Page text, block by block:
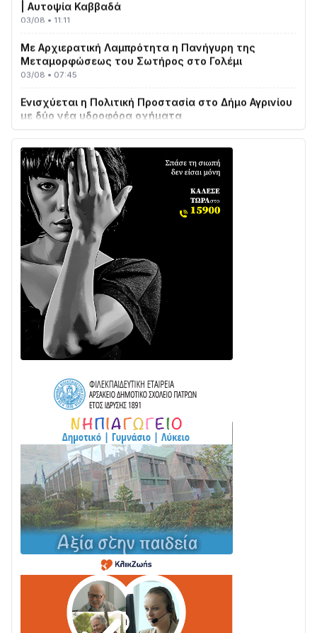
03/08 • 11:11
Μεταμορφώσεως του Σωτήρος στο Γολέμι
03/08 • 07:45
με δύο νέα υδροφόρα οχήματα
02/08 • 18:26
Διαβάστε την «Ναυπακτία» που κυκλοφορεί
31/07 • 08:16
Δωρίδα για Όλους: «Καμία εκχώρηση των νερών
στην ΕΥΔΑΠ»
28/07 • 21:46
Διαβάστε την «Ναυπακτία» που κυκλοφορεί
24/07 • 11:31
ΕΚΤΑΚΤΟ – ΝΑΥΠΑΚΤΙΑ: ΣΥΝΑΓΕΡΜΟΣ ΣΤΗΝ
ΠΥΡΟΣΒΕΣΤΙΚΗ ΓΙΑ ΦΩΤΙΑ ΣΤΟΝ ΑΓΙΟ ΗΛΙΑ ΠΡΙΝ ΤΗ
ΓΡΑΝΙΤΣΑ
24/07 • 11:03
ΤΟ ΠΑΡΤΥ ΣΥΝΕΧΙΖΕΤΑΙ…
05/08 • 08:41
Στο σκοτάδι μεγάλο μέρος στο Λυγιά Ναυπάκτου
04/08 • 19:47
Σε τροχιά υλοποίησης η Παράκαμψη του Κέντρου
της Ναυπάκτου
04/08 • 12:08
Σε φουλ ρυθμούς το τμήμα Βόνιτσα – Άγιος Νικόλαος
| Αυτοψία Καββαδά
03/08 • 11:11
Με Αρχιερατική Λαμπρότητα η Πανήγυρη της
Μεταμορφώσεως του Σωτήρος στο Γολέμι
Ενισχύεται η Πολιτική Προστασία στο Δήμο Αγρινίου
με δύο νέα υδροφόρα οχήματα
02/08 • 18:26